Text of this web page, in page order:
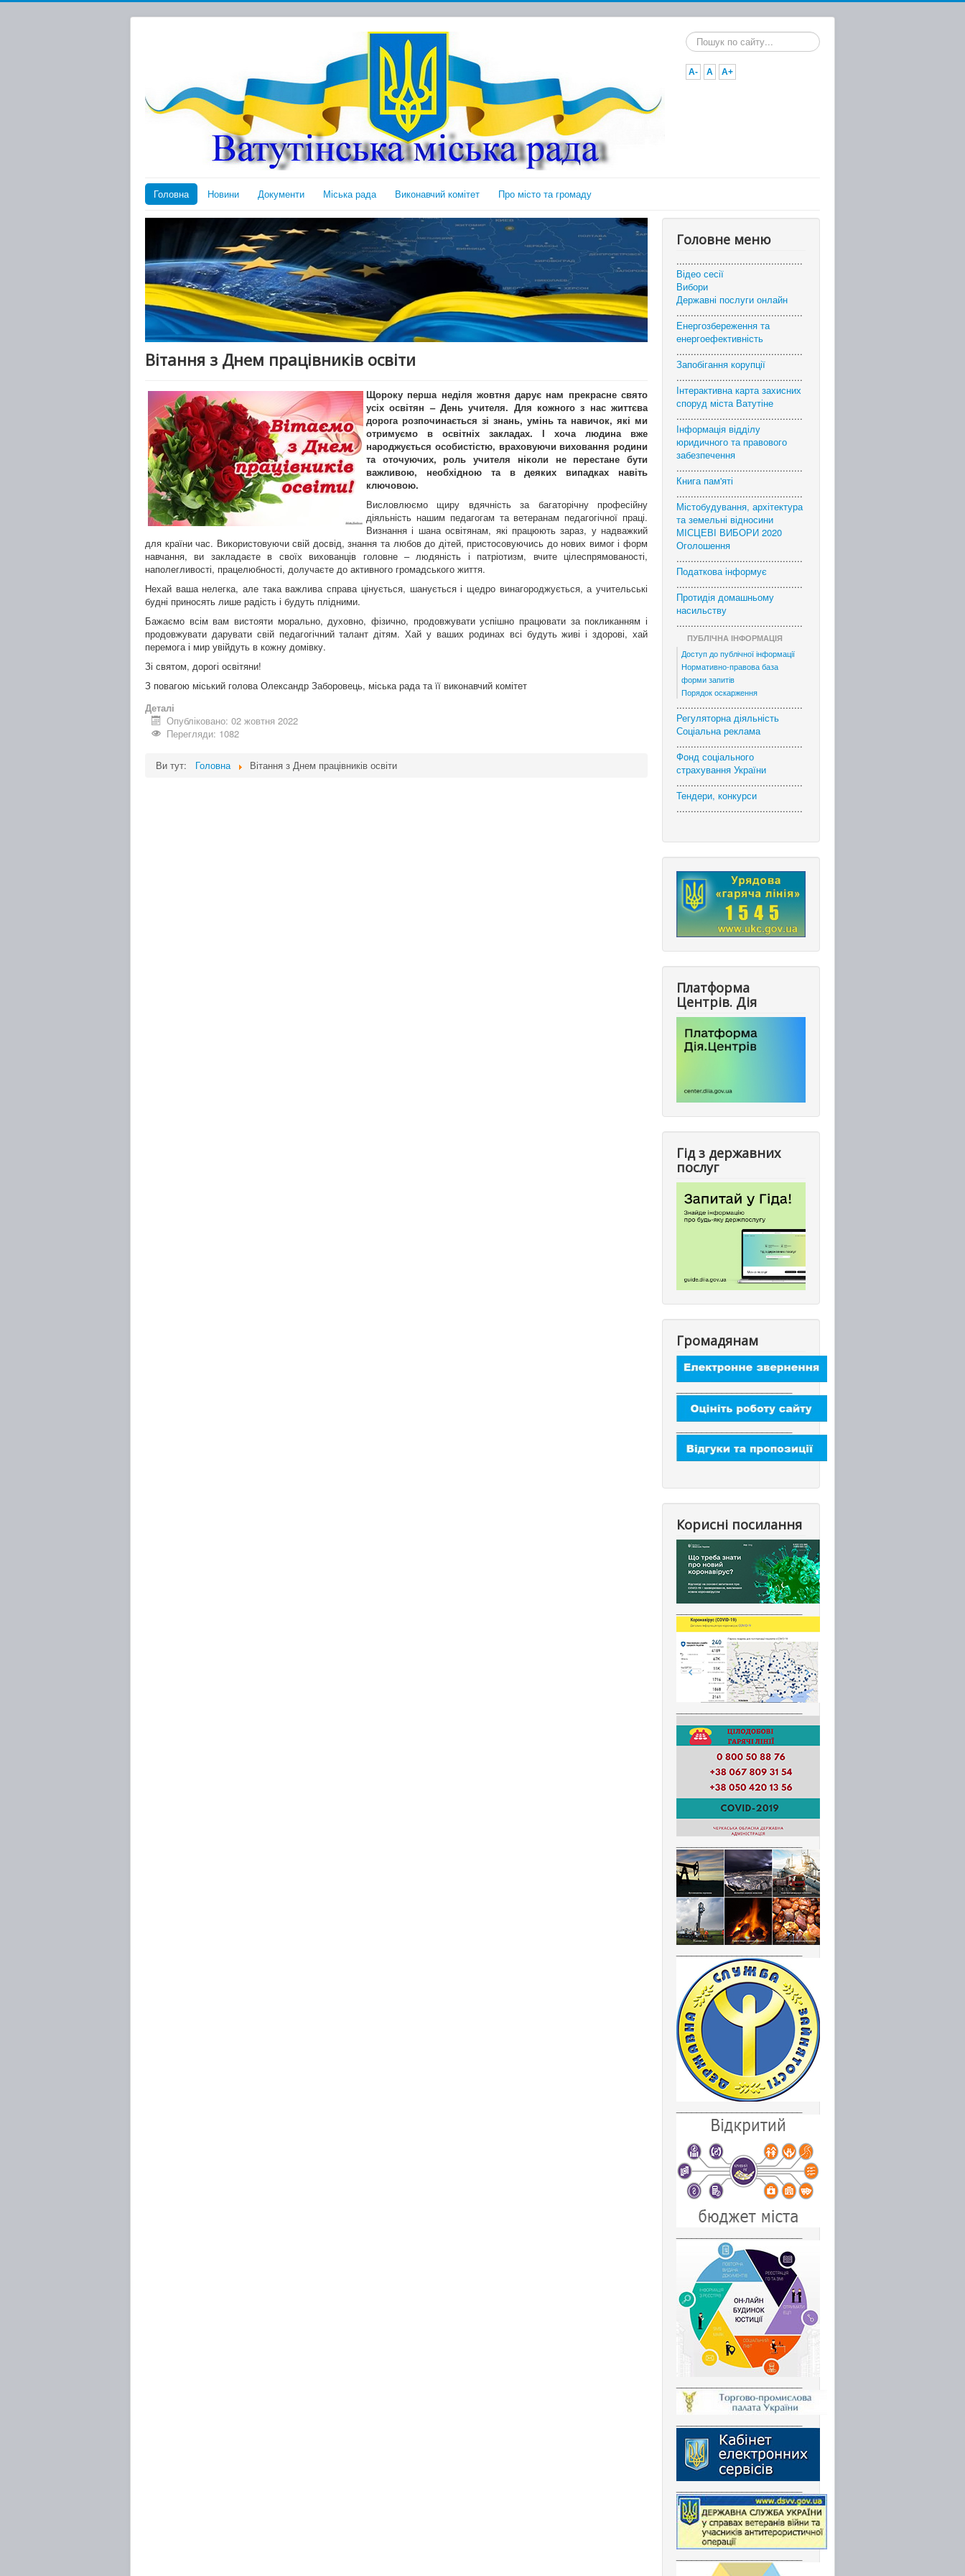
Пошук...
A- A A+
Головна Новини Документи Міська рада Виконавчий комітет Про місто та громаду
Вітання з Днем працівників освіти
Щороку перша неділя жовтня дарує нам прекрасне свято
усіх освітян – День учителя. Для кожного з нас життєва
дорога розпочинається зі знань, умінь та навичок, які ми
отримуємо в освітніх закладах. І хоча людина вже
народжується особистістю, враховуючи виховання родини
та оточуючих, роль учителя ніколи не перестане бути
важливою, необхідною та в деяких випадках навіть
ключовою.
Висловлюємо щиру вдячність за багаторічну професійну
діяльність нашим педагогам та ветеранам педагогічної праці.
Визнання і шана освітянам, які працюють зараз, у надважкий
для країни час. Використовуючи свій досвід, знання та любов до дітей, пристосовуючись до нових вимог і форм
навчання, ви закладаєте в своїх вихованців головне – людяність і патріотизм, вчите цілеспрямованості,
наполегливості, працелюбності, долучаєте до активного громадського життя.
Нехай ваша нелегка, але така важлива справа цінується, шанується і щедро винагороджується, а учительські
будні приносять лише радість і будуть плідними.
Бажаємо всім вам вистояти морально, духовно, фізично, продовжувати успішно працювати за покликанням і
продовжувати дарувати свій педагогічний талант дітям. Хай у ваших родинах всі будуть живі і здорові, хай
перемога і мир увійдуть в кожну домівку.
Зі святом, дорогі освітяни!
З повагою міський голова Олександр Заборовець, міська рада та її виконавчий комітет
Деталі
Опубліковано: 02 жовтня 2022
Перегляди: 1082
Ви тут: Головна Вітання з Днем працівників освіти
Головне меню
............................................
Відео сесії
Вибори
Державні послуги онлайн
............................................
Енергозбереження та
енергоефективність
............................................
Запобігання корупції
............................................
Інтерактивна карта захисних
споруд міста Ватутіне
............................................
Інформація відділу
юридичного та правового
забезпечення
............................................
Книга пам'яті
............................................
Містобудування, архітектура
та земельні відносини
МІСЦЕВІ ВИБОРИ 2020
Оголошення
............................................
Податкова інформує
............................................
Протидія домашньому
насильству
............................................
ПУБЛІЧНА ІНФОРМАЦІЯ
Доступ до публічної інформації
Нормативно-правова база
форми запитів
Порядок оскарження
............................................
Регуляторна діяльність
Соціальна реклама
............................................
Фонд соціального
страхування України
............................................
Тендери, конкурси
............................................
Платформа
Центрів. Дія
Гід з державних
послуг
Громадянам
Корисні посилання